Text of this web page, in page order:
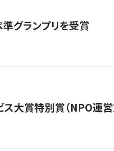
グランプリを受賞
大賞特別賞（NPO運